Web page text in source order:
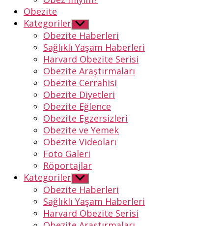
Obezite
Kategoriler Alt
menüyü
göster
Obezite Haberleri
Sağlıklı Yaşam Haberleri
Harvard Obezite Serisi
Obezite Araştırmaları
Obezite Cerrahisi
Obezite Diyetleri
Obezite Eğlence
Obezite Egzersizleri
Obezite ve Yemek
Obezite Videoları
Foto Galeri
Röportajlar
Kategoriler Alt
menüyü
göster
Obezite Haberleri
Sağlıklı Yaşam Haberleri
Harvard Obezite Serisi